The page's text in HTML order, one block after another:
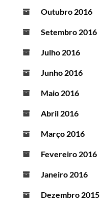
Outubro 2016
Setembro 2016
Julho 2016
Junho 2016
Maio 2016
Abril 2016
Março 2016
Fevereiro 2016
Janeiro 2016
Dezembro 2015